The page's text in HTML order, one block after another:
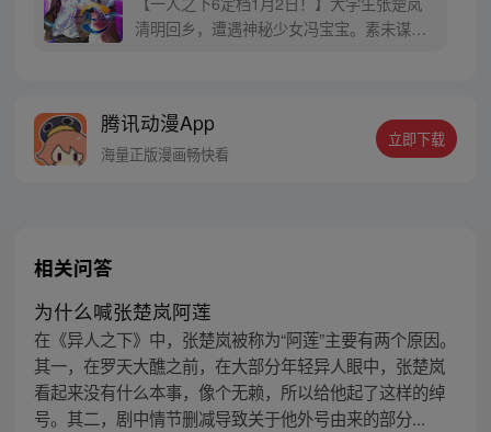
清明回乡，遭遇神秘少女冯宝宝。素未谋面
密，张楚岚的生活被彻底颠覆，与冯宝宝一
同踏上“异人”之旅。
腾讯动漫App
海量正版漫画畅快看
立即下载
相关问答
为什么喊张楚岚阿莲
在《异人之下》中，张楚岚被称为“阿莲”主要有两个原因。
其一，在罗天大醮之前，在大部分年轻异人眼中，张楚岚
看起来没有什么本事，像个无赖，所以给他起了这样的绰
号。其二，剧中情节删减导致关于他外号由来的部分...